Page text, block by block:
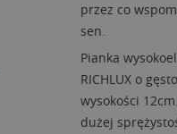
przez co
sen.
Pianka
RICHLUX o
wysokości
dużej